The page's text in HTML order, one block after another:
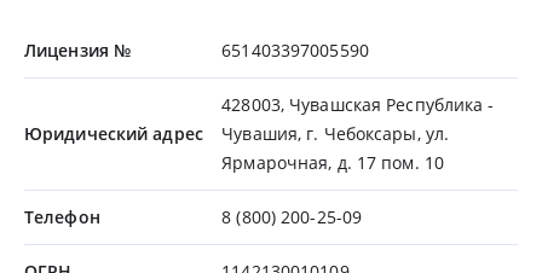
Лицензия № 651403397005590
Юридический адрес
428003, Чувашская Республика -
Чувашия, г. Чебоксары, ул.
Ярмарочная, д. 17 пом. 10
Телефон 8 (800) 200-25-09